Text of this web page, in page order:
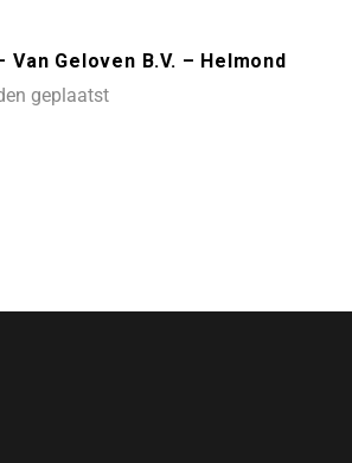
Geloven B.V. – Helmond
geplaatst